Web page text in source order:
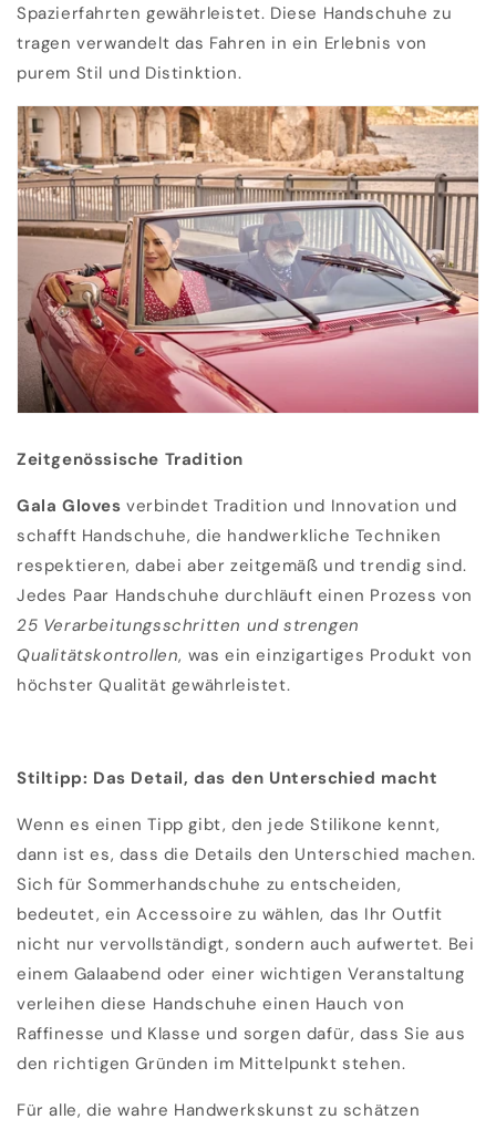
Spazierfahrten gewährleistet. Diese Handschuhe zu
tragen verwandelt das Fahren in ein Erlebnis von
purem Stil und Distinktion.
Zeitgenössische Tradition
Gala Gloves verbindet Tradition und Innovation und
schafft Handschuhe, die handwerkliche Techniken
respektieren, dabei aber zeitgemäß und trendig sind.
Jedes Paar Handschuhe durchläuft einen Prozess von
25 Verarbeitungsschritten und strengen
Qualitätskontrollen, was ein einzigartiges Produkt von
höchster Qualität gewährleistet.
Stiltipp: Das Detail, das den Unterschied macht
Wenn es einen Tipp gibt, den jede Stilikone kennt,
dann ist es, dass die Details den Unterschied machen.
Sich für Sommerhandschuhe zu entscheiden,
bedeutet, ein Accessoire zu wählen, das Ihr Outfit
nicht nur vervollständigt, sondern auch aufwertet. Bei
einem Galaabend oder einer wichtigen Veranstaltung
verleihen diese Handschuhe einen Hauch von
Raffinesse und Klasse und sorgen dafür, dass Sie aus
den richtigen Gründen im Mittelpunkt stehen.
Für alle, die wahre Handwerkskunst zu schätzen